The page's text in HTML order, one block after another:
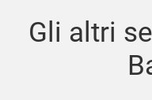
Gli altri